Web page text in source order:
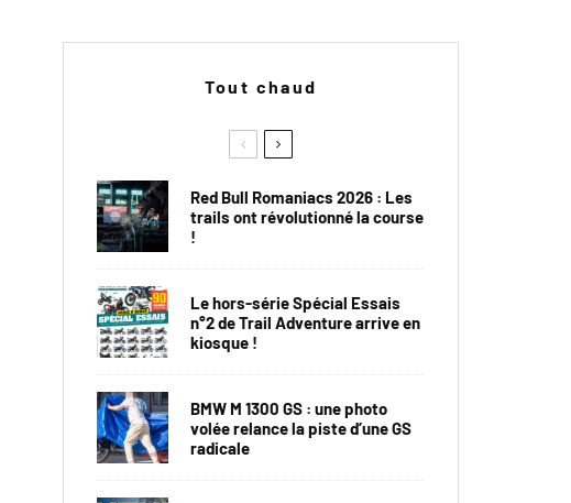
Tout chaud
Red Bull Romaniacs 2026 : Les
trails ont révolutionné la course
!
Le hors-série Spécial Essais
n°2 de Trail Adventure arrive en
kiosque !
BMW M 1300 GS : une photo
volée relance la piste d’une GS
radicale